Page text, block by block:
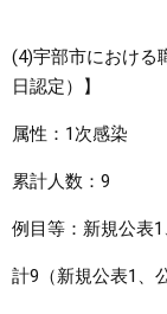
(4)宇部市における
日認定）】
属性：1次感染
累計人数：9
例目等：新規公表
計9（新規公表1、